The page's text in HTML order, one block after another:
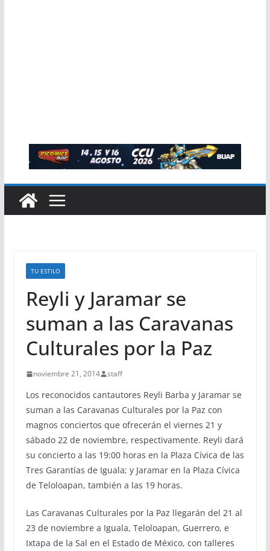
TU ESTILO
Reyli y Jaramar se
suman a las Caravanas
Culturales por la Paz
noviembre 21, 2014 staff
Los reconocidos cantautores Reyli Barba y Jaramar se
suman a las Caravanas Culturales por la Paz con
magnos conciertos que ofrecerán el viernes 21 y
sábado 22 de noviembre, respectivamente. Reyli dará
su concierto a las 19:00 horas en la Plaza Cívica de las
Tres Garantías de Iguala; y Jaramar en la Plaza Cívica
de Teloloapan, también a las 19 horas.
Las Caravanas Culturales por la Paz llegarán del 21 al
23 de noviembre a Iguala, Teloloapan, Guerrero, e
Ixtapa de la Sal en el Estado de México, con talleres